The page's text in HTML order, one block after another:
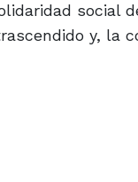
social
y, la